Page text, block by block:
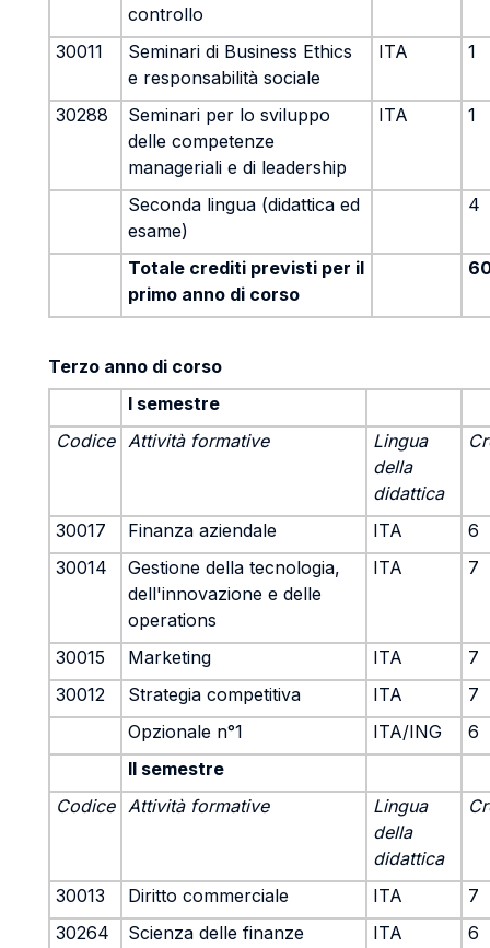
controllo
30011
Seminari di Business Ethics
e responsabilità sociale
ITA 1
30288
Seminari per lo sviluppo
delle competenze
manageriali e di leadership
ITA 1
Seconda lingua (didattica ed
esame)
4
Totale crediti previsti per il
primo anno di corso
Terzo anno di corso
I semestre
Codice Attività formative
Lingua
della
didattica
30017 Finanza aziendale ITA
6
30014
Gestione della tecnologia,
dell'innovazione e delle
operations
ITA 7
30015 Marketing ITA
7
30012
Strategia competitiva ITA
7
Opzionale n°1
ITA/ING
6
II semestre
Codice Attività formative
Lingua
della
didattica
30013 Diritto commerciale ITA
7
30264
Scienza delle finanze ITA 6